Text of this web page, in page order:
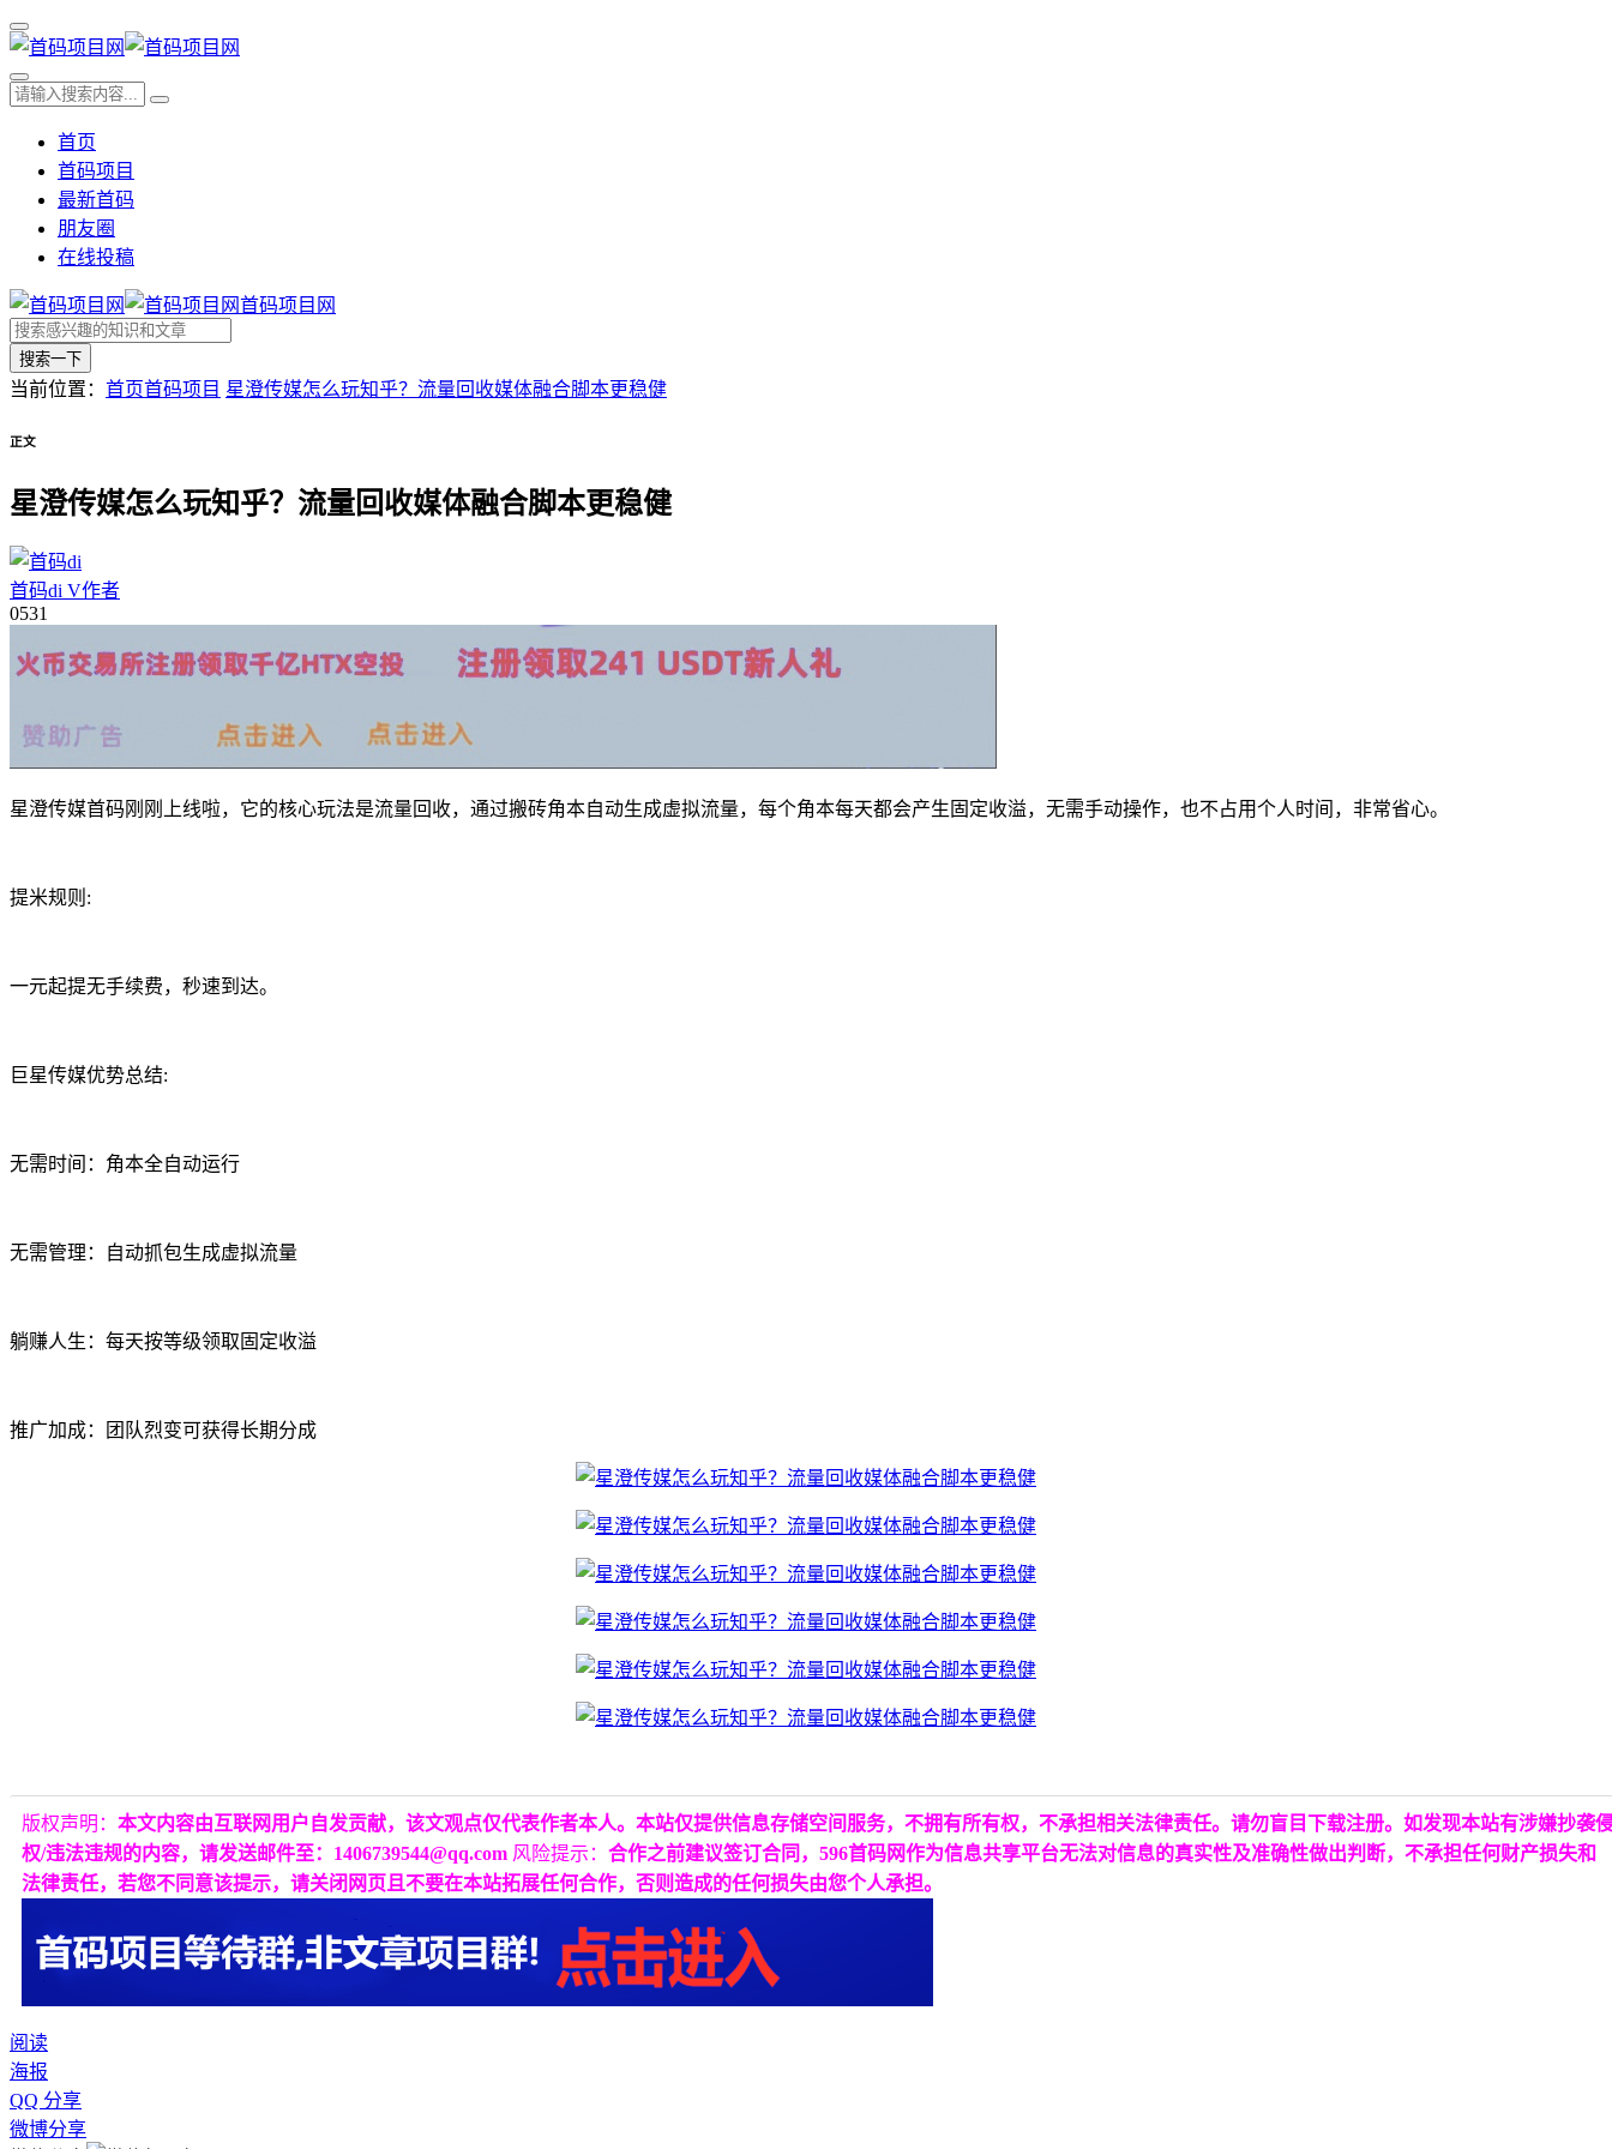
首页
首码项目
最新首码
朋友圈
在线投稿
首码项目网
搜索一下
当前位置： 首页首码项目 星澄传媒怎么玩知乎？流量回收媒体融合脚本更稳健
正文
星澄传媒怎么玩知乎？流量回收媒体融合脚本更稳健
首码di V作者
0531
星澄传媒首码刚刚上线啦，它的核心玩法是流量回收，通过搬砖角本自动生成虚拟流量，每个角本每天都会产生固定收溢，无需手动操作，也不占用个人时间，非常省心。
提米规则:
一元起提无手续费，秒速到达。
巨星传媒优势总结:
无需时间：角本全自动运行
无需管理：自动抓包生成虚拟流量
躺赚人生：每天按等级领取固定收溢
推广加成：团队烈变可获得长期分成
版权声明： 本文内容由互联网用户自发贡献，该文观点仅代表作者本人。本站仅提供信息存储空间服务，不拥有所有权，不承担相关法律责任。请勿盲目下载注册。如发现本站有涉嫌抄袭
权/违法违规的内容，请发送邮件至：1406739544@qq.com 风险提示： 合作之前建议签订合同，596首码网作为信息共享平台无法对信息的真实性及准确性做出判断，不承担任何财产损失和
法律责任，若您不同意该提示，请关闭网页且不要在本站拓展任何合作，否则造成的任何损失由您个人承担。
阅读
海报
QQ 分享
微博分享